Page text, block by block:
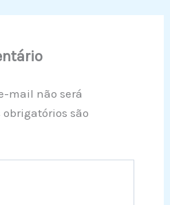
mail não será
obrigatórios são